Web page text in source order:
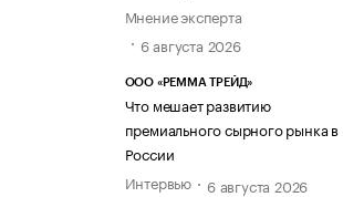
Мнение эксперта
6 августа 2026
ООО «РЕММА ТРЕЙД»
Что мешает развитию
премиального сырного рынка в
России
Интервью
6 августа 2026